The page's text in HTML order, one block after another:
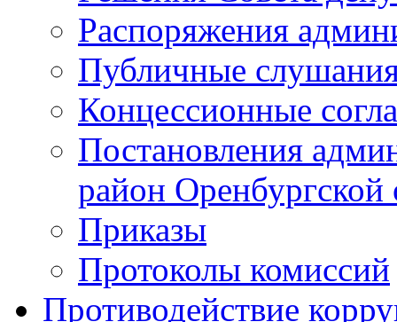
Распоряжения
Публичные
Концессионные
Постановления
район Оренбургской
Приказы
Протоколы комиссий
Противодействие